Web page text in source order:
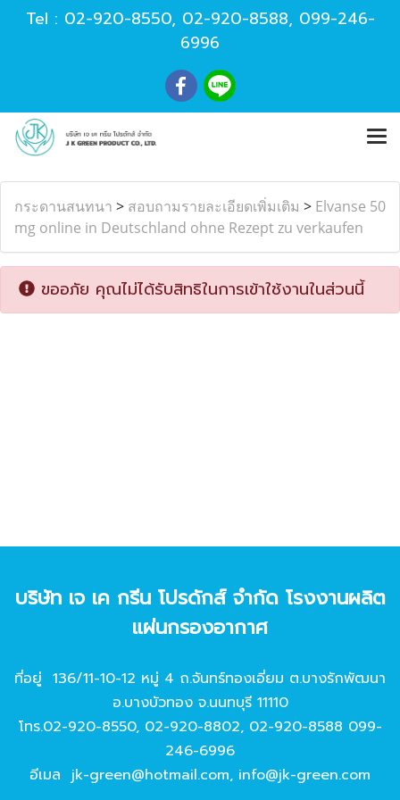
Tel : 02-920-8550, 02-920-8588, 099-246-
6996
กระดานสนทนา > สอบถามรายละเอียดเพิ่มเติม > Elvanse 50
mg online in Deutschland ohne Rezept zu verkaufen
ขออภัย คุณไม่ได้รับสิทธิในการเข้าใช้งานในส่วนนี้
บริษัท เจ เค กรีน โปรดักส์ จํากัด โรงงานผลิต
แผ่นกรองอากาศ
ที่อยู่ 136/11-10-12 หมู่ 4 ถ.จันทร์ทองเอี่ยม ต.บางรักพัฒนา
อ.บางบัวทอง จ.นนทบุรี 11110
โทร.02-920-8550, 02-920-8802, 02-920-8588 099-
246-6996
อีเมล jk-green@hotmail.com, info@jk-green.com